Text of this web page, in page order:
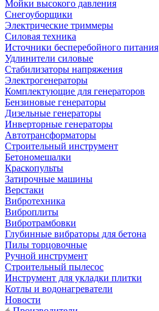
Мойки высокого давления
Снегоуборщики
Электрические триммеры
Силовая техника
Источники бесперебойного питания
Удлинители силовые
Стабилизаторы напряжения
Электрогенераторы
Комплектующие для генераторов
Бензиновые генераторы
Дизельные генераторы
Инверторные генераторы
Автотрансформаторы
Строительный инструмент
Бетономешалки
Краскопульты
Затирочные машины
Верстаки
Вибротехника
Виброплиты
Вибротрамбовки
Глубинные вибраторы для бетона
Пилы торцовочные
Ручной инструмент
Строительный пылесос
Инструмент для укладки плитки
Котлы и водонагреватели
Новости